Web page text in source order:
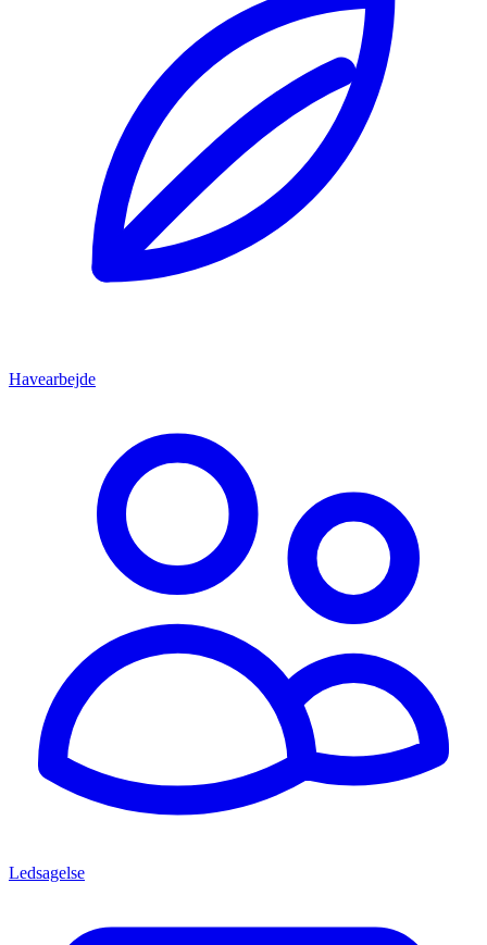
Havearbejde
Ledsagelse